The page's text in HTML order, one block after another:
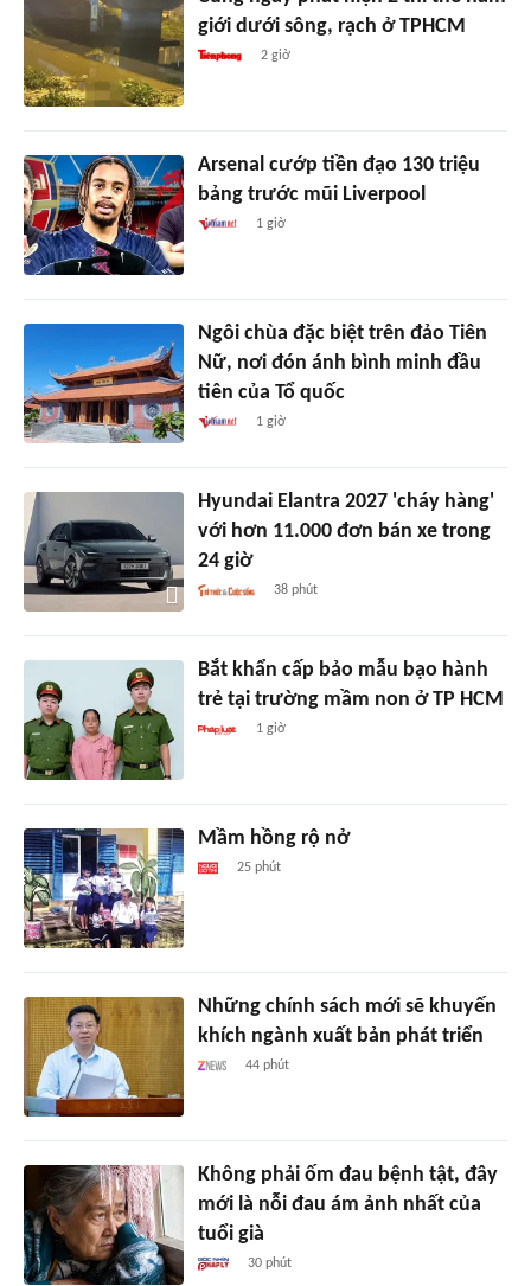
giới dưới sông, rạch ở TPHCM
2 giờ
Arsenal cướp tiền đạo 130 triệu
bảng trước mũi Liverpool
1 giờ
Ngôi chùa đặc biệt trên đảo Tiên
Nữ, nơi đón ánh bình minh đầu
tiên của Tổ quốc
1 giờ
Hyundai Elantra 2027 'cháy hàng'
với hơn 11.000 đơn bán xe trong
24 giờ
38 phút
Bắt khẩn cấp bảo mẫu bạo hành
trẻ tại trường mầm non ở TP HCM
1 giờ
Mầm hồng rộ nở
25 phút
Những chính sách mới sẽ khuyến
khích ngành xuất bản phát triển
44 phút
Không phải ốm đau bệnh tật, đây
mới là nỗi đau ám ảnh nhất của
tuổi già
30 phút